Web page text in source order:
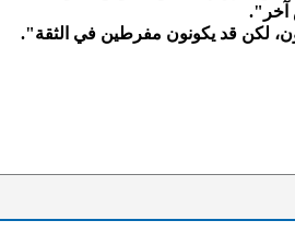
آخر".
لكن قد يكونون مفرطين في الثقة".